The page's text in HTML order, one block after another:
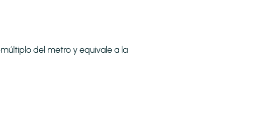
del metro y equivale a la